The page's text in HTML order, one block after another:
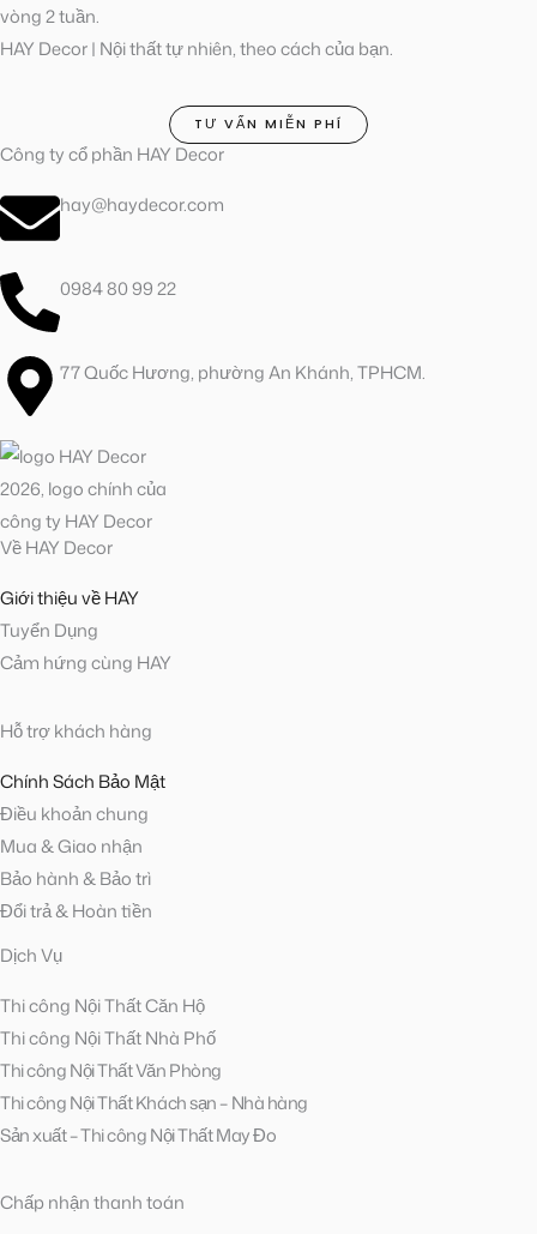
vòng 2 tuần.
HAY Decor | Nội thất tự nhiên, theo cách của bạn.
TƯ VẤN MIỄN PHÍ
Công ty cổ phần HAY Decor
hay@haydecor.com
0984 80 99 22
77 Quốc Hương, phường An Khánh, TPHCM.
Về HAY Decor
Giới thiệu về HAY
Tuyển Dụng
Cảm hứng cùng HAY
Hỗ trợ khách hàng
Chính Sách Bảo Mật
Điều khoản chung
Mua & Giao nhận
Bảo hành & Bảo trì
Đổi trả & Hoàn tiền
Dịch Vụ
Thi công Nội Thất Căn Hộ
Thi công Nội Thất Nhà Phố
Thi công Nội Thất Văn Phòng
Thi công Nội Thất Khách sạn – Nhà hàng
Sản xuất – Thi công Nội Thất May Đo
Chấp nhận thanh toán